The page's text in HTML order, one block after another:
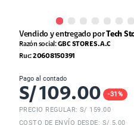
Vendido y entregado por Tech
Razón social:GBC STORE S.A.C
Ruc:20608150391
Pago al contado
S/109.00 -31%
PRECIO REGULAR: S/ 159.00
COSTO DE ENVÍO DESDE: S/ 5.00